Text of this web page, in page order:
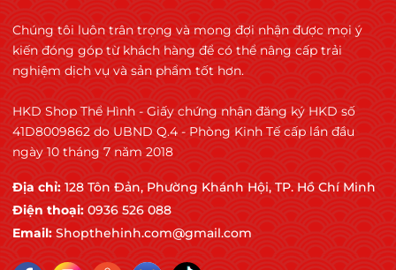
Chúng tôi luôn trân trọng và mong đợi nhận được mọi ý
kiến đóng góp từ khách hàng để có thể nâng cấp trải
nghiệm dịch vụ và sản phẩm tốt hơn.
HKD Shop Thể Hình - Giấy chứng nhận đăng ký HKD số
41D8009862 do UBND Q.4 - Phòng Kinh Tế cấp lần đầu
ngày 10 tháng 7 năm 2018
Địa chỉ: 128 Tôn Đản, Phường Khánh Hội, TP. Hồ Chí Minh
Điện thoại: 0936 526 088
Email: Shopthehinh.com@gmail.com